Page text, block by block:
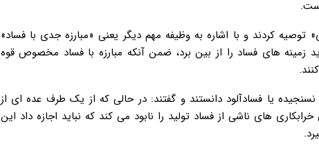
کردند و با اشاره به وظیفه مهم دیگر یعنی «مبارزه جدی با فساد»
زمینه های فساد را از بین برد، ضمن آنکه مبارزه با فساد مخصوص قوه
یا فسادآلود دانستند و گفتند: در حالی که از یک طرف عده ای از
های ناشی از فساد تولید را نابود می کند که نباید اجازه داد این